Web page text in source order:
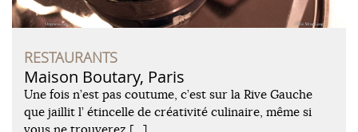
RESTAURANTS
Maison Boutary, Paris
Une fois n’est pas coutume, c’est sur la Rive Gauche
que jaillit l’ étincelle de créativité culinaire, même si